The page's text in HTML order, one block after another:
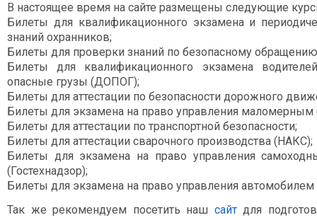
В настоящее время на сайте размещены следующие
Билеты для квалификационного экзамена и
знаний охранников;
Билеты для проверки знаний по безопасному
Билеты для квалификационного экзамена
опасные грузы (ДОПОГ);
Билеты для аттестации по безопасности дорожного
Билеты для экзамена на право управления
Билеты для аттестации по транспортной безопасности;
Билеты для аттестации сварочного производства (НАКС);
Билеты для экзамена на право управления
(Гостехнадзор);
Билеты для экзамена на право управления
Так же рекомендуем посетить наш сайтдля